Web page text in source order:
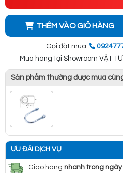
THÊM VÀO GIỎ HÀNG
Gọi đặt mua:
Mua hàng tại Showroom VẬT TƯ
Sản phẩm thường được mua
ƯU ĐÃI DỊCH VỤ
Giao hàng nhanh trong ngày